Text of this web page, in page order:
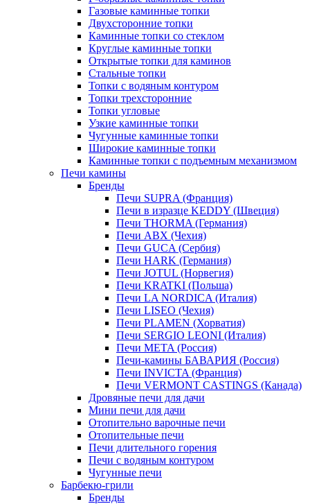
Газовые каминные топки
Двухсторонние топки
Каминные топки со стеклом
Круглые каминные топки
Открытые топки для каминов
Стальные топки
Топки с водяным контуром
Топки трехсторонние
Топки угловые
Узкие каминные топки
Чугунные каминные топки
Широкие каминные топки
Каминные топки с подъемным механизмом
Печи камины
Бренды
Печи SUPRA (Франция)
Печи в изразце KEDDY (Швеция)
Печи THORMA (Германия)
Печи ABX (Чехия)
Печи GUCA (Сербия)
Печи HARK (Германия)
Печи JOTUL (Норвегия)
Печи KRATKI (Польша)
Печи LA NORDICA (Италия)
Печи LISEO (Чехия)
Печи PLAMEN (Хорватия)
Печи SERGIO LEONI (Италия)
Печи META (Россия)
Печи-камины БАВАРИЯ (Россия)
Печи INVICTA (Франция)
Печи VERMONT CASTINGS (Канада)
Дровяные печи для дачи
Мини печи для дачи
Отопительно варочные печи
Отопительные печи
Печи длительного горения
Печи с водяным контуром
Чугунные печи
Барбекю-грили
Бренды